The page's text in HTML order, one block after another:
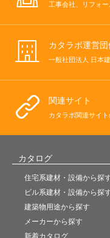
工事会社、リフォ
カタラボ運営団
一般社団法人 日本
関連サイト
カタラボ関連サイ
カタログ
住宅系建材・設備から探
ビル系建材・設備から探
建築物用途から探す
メーカーから探す
新着カタログ